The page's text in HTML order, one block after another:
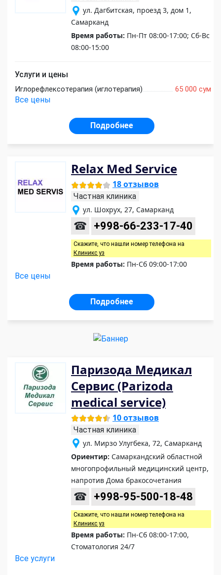
ул. Дагбитская, проезд 3, дом 1,
Самарканд
Время работы: Пн-Пт 08:00-17:00; Сб-Вс
08:00-15:00
Услуги и цены
Иглорефлексотерапия (иглотерапия) 65 000 сум
Все цены
Подробнее
Relax Med Service
18 отзывов
Частная клиника
ул. Шохрух, 27, Самарканд
☎ +998-66-233-17-40
Скажите, что нашли номер телефона на
Клиникс уз
Время работы: Пн-Сб 09:00-17:00
Все цены
Подробнее
Паризода Медикал
Сервис (Parizoda
medical service)
10 отзывов
Частная клиника
ул. Мирзо Улугбека, 72, Самарканд
Ориентир: Самаркандский областной
многопрофильный медицинский центр,
напротив Дома бракосочетания
☎ +998-95-500-18-48
Скажите, что нашли номер телефона на
Клиникс уз
Время работы: Пн-Сб 08:00-17:00,
Стоматология 24/7
Все услуги